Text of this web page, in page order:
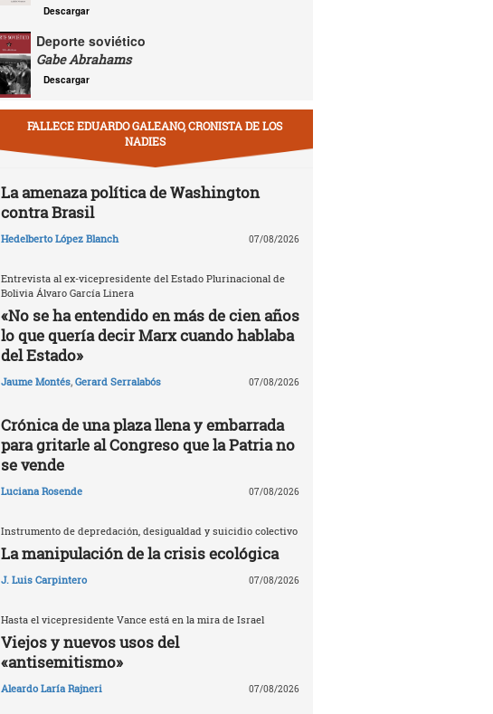
Descargar
Deporte soviético
Gabe Abrahams
Descargar
FALLECE EDUARDO GALEANO, CRONISTA DE LOS
NADIES
La amenaza política de Washington
contra Brasil
Hedelberto López Blanch 07/08/2026
Entrevista al ex-vicepresidente del Estado Plurinacional de
Bolivia Álvaro García Linera
«No se ha entendido en más de cien años
lo que quería decir Marx cuando hablaba
del Estado»
Jaume Montés, Gerard Serralabós 07/08/2026
Crónica de una plaza llena y embarrada
para gritarle al Congreso que la Patria no
se vende
Luciana Rosende 07/08/2026
Instrumento de depredación, desigualdad y suicidio colectivo
La manipulación de la crisis ecológica
J. Luis Carpintero 07/08/2026
Hasta el vicepresidente Vance está en la mira de Israel
Viejos y nuevos usos del
«antisemitismo»
Aleardo Laría Rajneri 07/08/2026